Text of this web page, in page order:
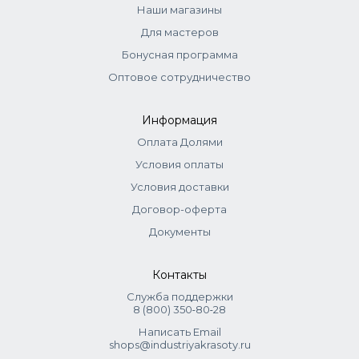
Наши магазины
Для мастеров
Бонусная программа
Оптовое сотрудничество
Информация
Оплата Долями
Условия оплаты
Условия доставки
Договор-оферта
Документы
Контакты
Служба поддержки
8 (800) 350‑80‑28
Написать Email
shops@industriyakrasoty.ru